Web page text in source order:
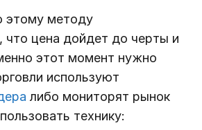
этому методу
что цена дойдет до черты и
этот момент нужно
используют
либо мониторят рынок
технику: